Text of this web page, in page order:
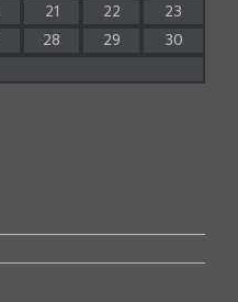
21 22
23
28 29
30